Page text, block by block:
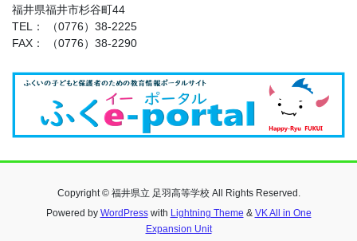
福井県福井市杉谷町44
TEL： （0776）38-2225
FAX： （0776）38-2290
Copyright © 福井県立 足羽高等学校 All Rights Reserved.
Powered by WordPresswith Lightning Theme & VK All in One
Expansion Unit